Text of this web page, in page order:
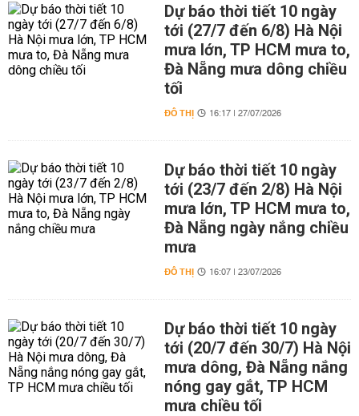
Dự báo thời tiết 10 ngày
tới (27/7 đến 6/8) Hà Nội
mưa lớn, TP HCM mưa to,
Đà Nẵng mưa dông chiều
tối
ĐÔ THỊ 16:17 | 27/07/2026
Dự báo thời tiết 10 ngày
tới (23/7 đến 2/8) Hà Nội
mưa lớn, TP HCM mưa to,
Đà Nẵng ngày nắng chiều
mưa
ĐÔ THỊ 16:07 | 23/07/2026
Dự báo thời tiết 10 ngày
tới (20/7 đến 30/7) Hà Nội
mưa dông, Đà Nẵng nắng
nóng gay gắt, TP HCM
mưa chiều tối